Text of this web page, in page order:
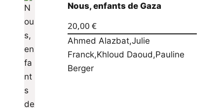
Nous, enfants de Gaza
20,00 €
Ahmed Alazbat,Julie
Franck,Khloud Daoud,Pauline
Berger